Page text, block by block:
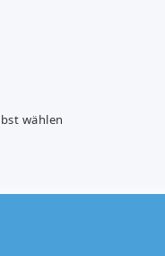
wählen